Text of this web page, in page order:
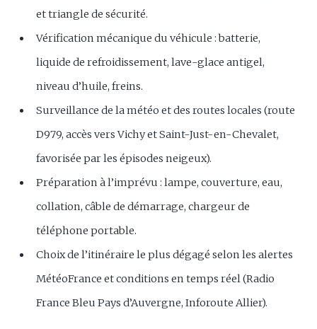
et triangle de sécurité.
Vérification mécanique du véhicule : batterie,
liquide de refroidissement, lave-glace antigel,
niveau d’huile, freins.
Surveillance de la météo et des routes locales (route
D979, accès vers Vichy et Saint-Just-en-Chevalet,
favorisée par les épisodes neigeux).
Préparation à l’imprévu : lampe, couverture, eau,
collation, câble de démarrage, chargeur de
téléphone portable.
Choix de l’itinéraire le plus dégagé selon les alertes
MétéoFrance et conditions en temps réel (Radio
France Bleu Pays d’Auvergne, Inforoute Allier).